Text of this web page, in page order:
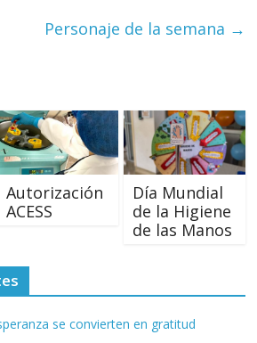
Personaje de la semana →
Autorización
ACESS
Día Mundial
de la Higiene
de las Manos
se convierten en gratitud